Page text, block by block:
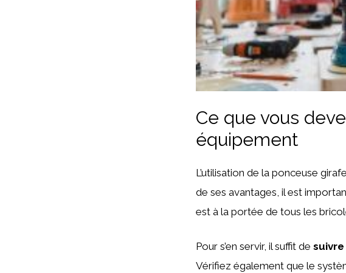
Ce que vous
équipement
L’utilisation de la ponceuse
de ses avantages, il est
est à la portée de tous les
Pour s’en servir, il suffit de
Vérifiez également que le